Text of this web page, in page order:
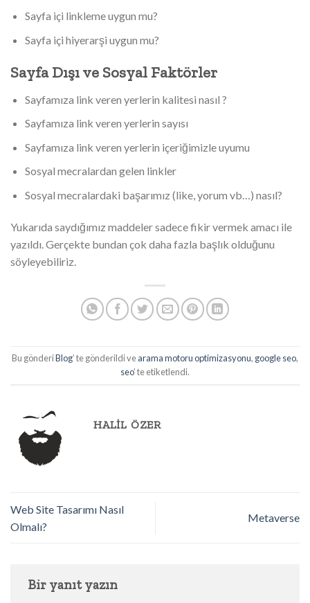
Sayfa içi linkleme uygun mu?
Sayfa içi hiyerarşi uygun mu?
Sayfa Dışı ve Sosyal Faktörler
Sayfamıza link veren yerlerin kalitesi nasıl ?
Sayfamıza link veren yerlerin sayısı
Sayfamıza link veren yerlerin içeriğimizle uyumu
Sosyal mecralardan gelen linkler
Sosyal mecralardaki başarımız (like, yorum vb…) nasıl?
Yukarıda saydığımız maddeler sadece fikir vermek amacı ile
yazıldı. Gerçekte bundan çok daha fazla başlık olduğunu
söyleyebiliriz.
Bu gönderiBlog’ te gönderildi vearama motoru optimizasyonu, google seo,
seo’ te etiketlendi.
HALIL ÖZER
Web Site Tasarımı Nasıl
Olmalı?
Metaverse
Bir yanıt yazın